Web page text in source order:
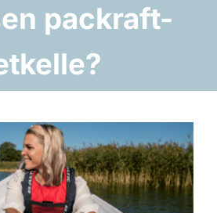
packraft-